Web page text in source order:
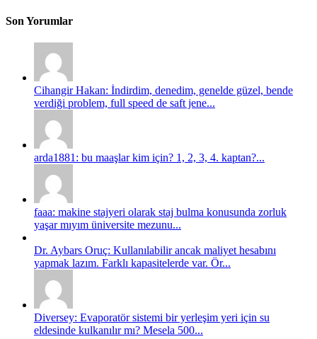
Son Yorumlar
Cihangir Hakan: İndirdim, denedim, genelde güzel, bende
verdiği problem, full speed de saft jene...
arda1881: bu maaşlar kim için? 1, 2, 3, 4. kaptan?...
faaa: makine stajyeri olarak staj bulma konusunda zorluk
yaşar mıyım üniversite mezunu...
Dr. Aybars Oruç: Kullanılabilir ancak maliyet hesabını
yapmak lazım. Farklı kapasitelerde var. Ör...
Diversey: Evaporatör sistemi bir yerleşim yeri için su
eldesinde kulkanılır mı? Mesela 500...